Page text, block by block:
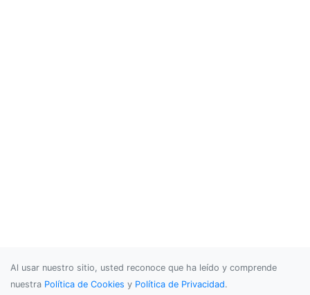
Al usar nuestro sitio, usted reconoce que ha leído y comprende
nuestra Política de Cookies y Política de Privacidad.